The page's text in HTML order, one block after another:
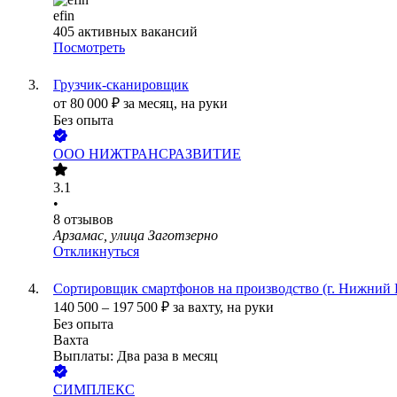
efin
405 активных вакансий
Посмотреть
Грузчик-сканировщик
от 80 000 ₽ за месяц, на руки
Без опыта
ООО НИЖТРАНСРАЗВИТИЕ
3.1
•
8 отзывов
Арзамас, улица Заготзерно
Откликнуться
Сортировщик смартфонов на производство (г. Нижний
140 500 – 197 500 ₽ за вахту, на руки
Без опыта
Вахта
Выплаты: Два раза в месяц
СИМПЛЕКС